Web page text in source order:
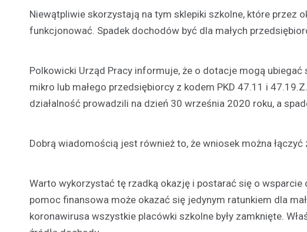
Niewątpliwie skorzystają na tym sklepiki szkolne, które przez
funkcjonować. Spadek dochodów być dla małych
Polkowicki Urząd Pracy informuje, że o dotacje mogą
mikro lub małego przedsiębiorcy z kodem PKD 47.11 i
działalność prowadzili na dzień 30 września 2020 roku, a
Dobrą wiadomością jest również to, że wniosek można
Warto wykorzystać tę rzadką okazję i postarać się o
pomoc finansowa może okazać się jedynym ratunkiem dla
koronawirusa wszystkie placówki szkolne były zamknięte.